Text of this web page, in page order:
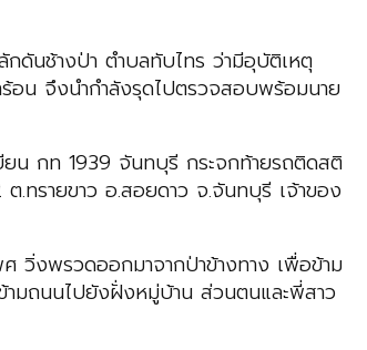
ดันช้างป่า ตำบลทับไทร ว่ามีอุบัติเหตุ
อน จึงนำกำลังรุดไปตรวจสอบพร้อมนาย
น กท 1939 จันทบุรี กระจกท้ายรถติดสติ
ทรายขาว อ.สอยดาว จ.จันทบุรี เจ้าของ
วิ่งพรวดออกมาจากป่าข้างทาง เพื่อข้าม
ามถนนไปยังฝั่งหมู่บ้าน ส่วนตนและพี่สาว